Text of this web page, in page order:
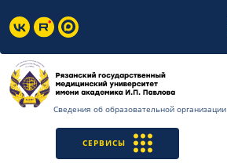
Сведения об образовательной организации
СЕРВИСЫ